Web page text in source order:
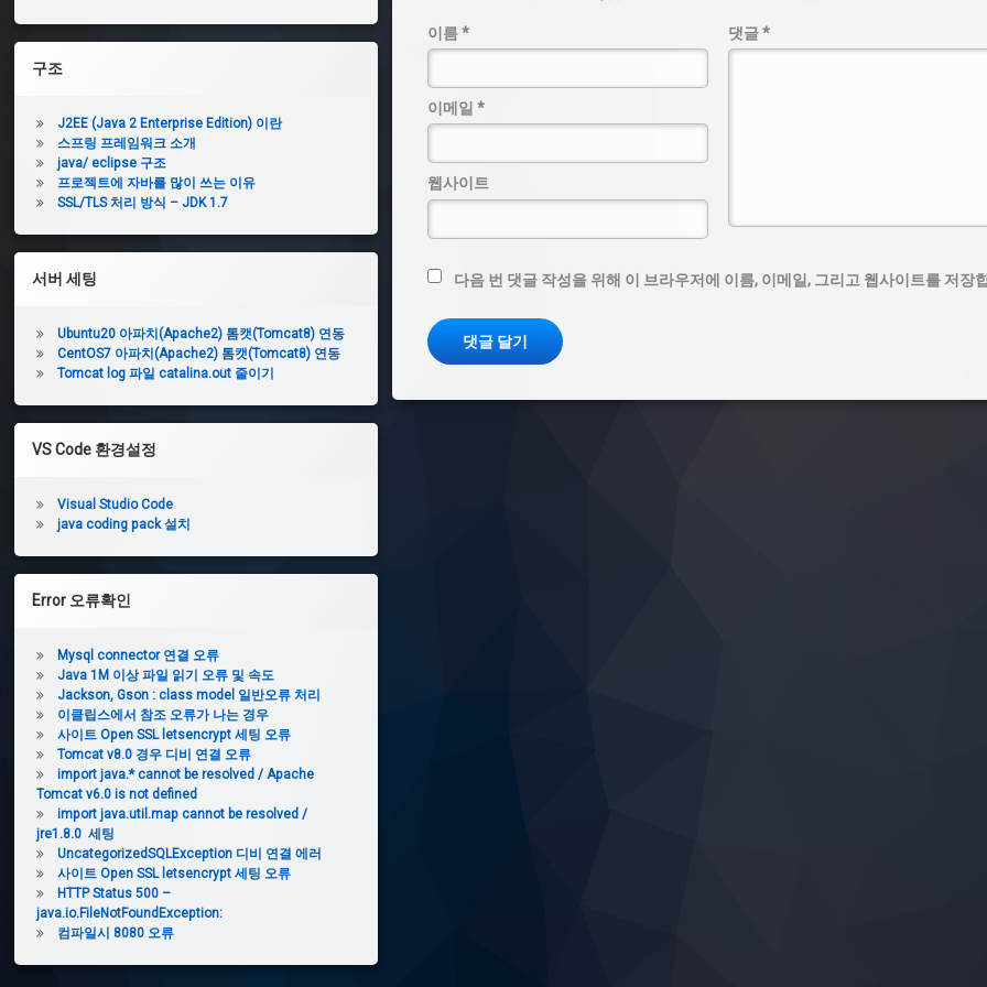
댓글*
이름*
이메일 *
웹사이트
다음 번 댓글 작성을 위해 이 브라우저에 이름, 이메일, 그리고 웹사이트를 저장
구조
J2EE (Java 2 Enterprise Edition) 이란
스프링 프레임워크 소개
java/ eclipse 구조
프로젝트에 자바를 많이 쓰는 이유
SSL/TLS 처리 방식 – JDK 1.7
서버 세팅
Ubuntu20 아파치(Apache2) 톰캣(Tomcat8) 연동
CentOS7 아파치(Apache2) 톰캣(Tomcat8) 연동
Tomcat log 파일 catalina.out 줄이기
VS Code 환경설정
Visual Studio Code
java coding pack 설치
Error 오류확인
Mysql connector 연결 오류
Java 1M 이상 파일 읽기 오류 및 속도
Jackson, Gson : class model 일반오류 처리
이클립스에서 참조 오류가 나는 경우
사이트 Open SSL letsencrypt 세팅 오류
Tomcat v8.0 경우 디비 연결 오류
import java.* cannot be resolved / Apache
Tomcat v6.0 is not defined
import java.util.map cannot be resolved /
jre1.8.0 세팅
UncategorizedSQLException 디비 연결 에러
사이트 Open SSL letsencrypt 세팅 오류
HTTP Status 500 –
java.io.FileNotFoundException:
컴파일시 8080 오류